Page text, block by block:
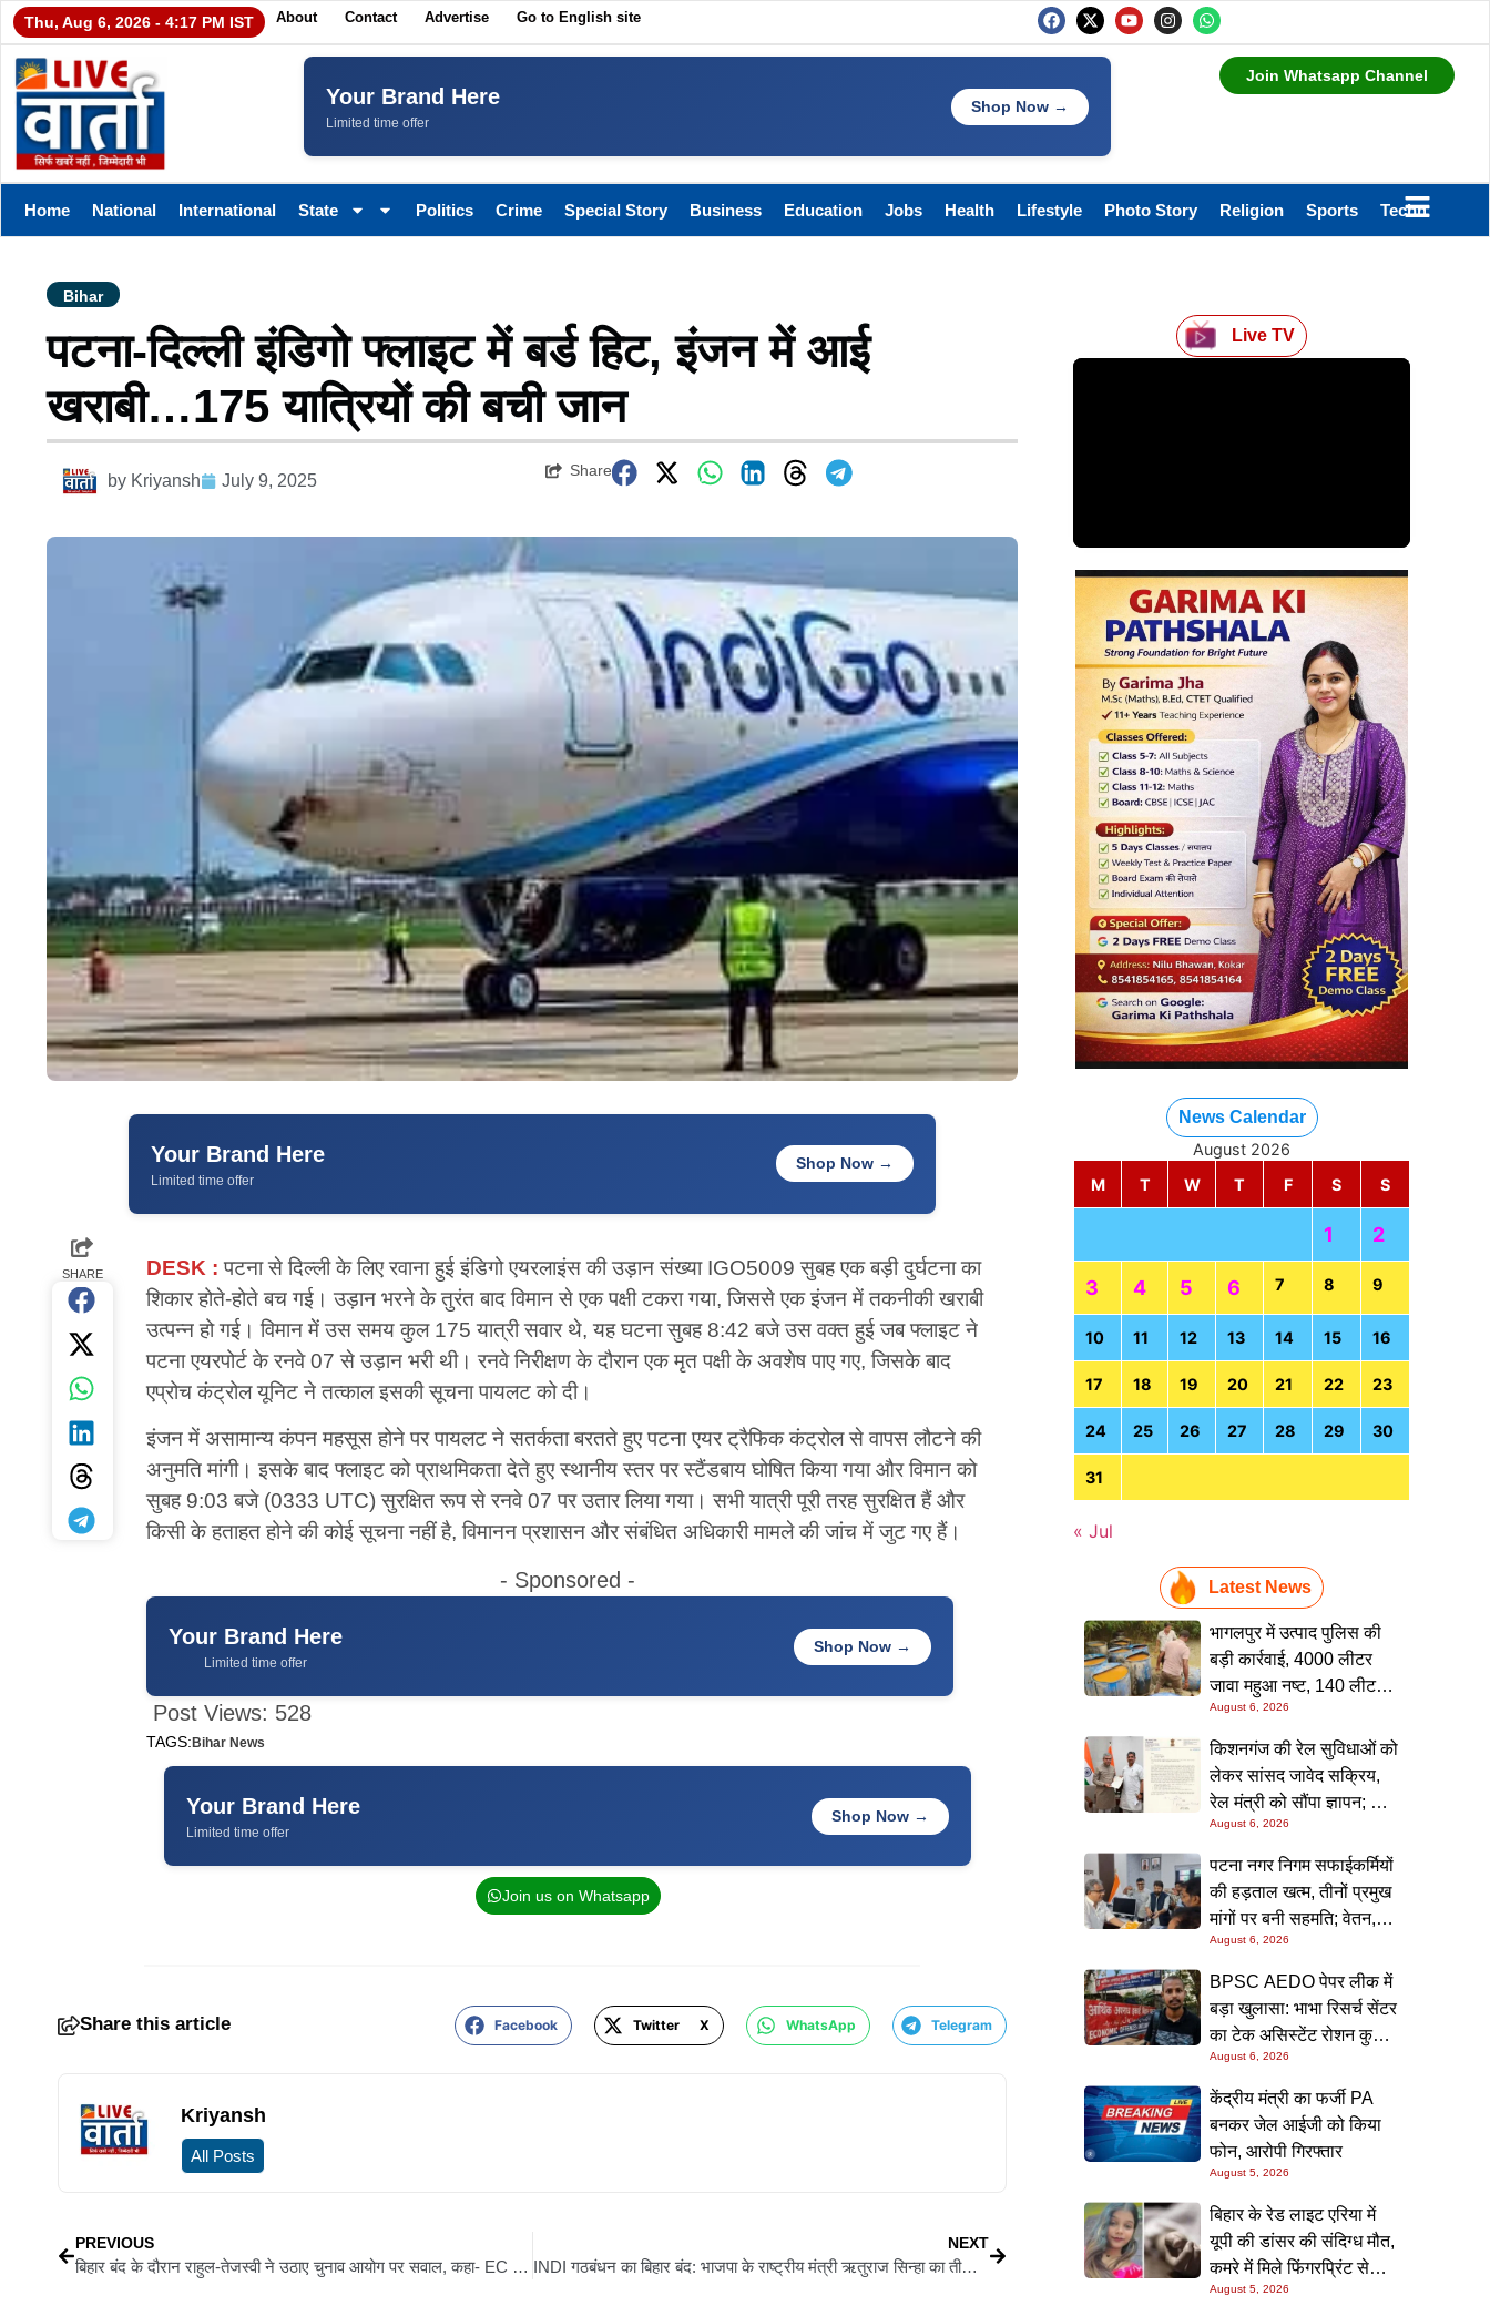
Thu, Aug 6, 2026 - 4:17 PM IST About Contact Advertise Go to English site
Your Brand Here
Limited time offer
Shop Now →
Join Whatsapp Channel
Home National International State Politics Crime Special Story Business Education Jobs Health Lifestyle Photo Story Religion Sports Technology
Bihar
पटना-दिल्ली इंडिगो फ्लाइट में बर्ड हिट, इंजन में आई
खराबी…175 यात्रियों की बची जान
by Kriyansh July 9, 2025
Share
Your Brand Here
Limited time offer
Shop Now →
SHARE DESK : पटना से दिल्ली के लिए रवाना हुई इंडिगो एयरलाइंस की उड़ान संख्या IGO5009 सुबह एक बड़ी दुर्घटना का
शिकार होते-होते बच गई। उड़ान भरने के तुरंत बाद विमान से एक पक्षी टकरा गया, जिससे एक इंजन में तकनीकी खराबी
उत्पन्न हो गई। विमान में उस समय कुल 175 यात्री सवार थे, यह घटना सुबह 8:42 बजे उस वक्त हुई जब फ्लाइट ने
पटना एयरपोर्ट के रनवे 07 से उड़ान भरी थी। रनवे निरीक्षण के दौरान एक मृत पक्षी के अवशेष पाए गए, जिसके बाद
एप्रोच कंट्रोल यूनिट ने तत्काल इसकी सूचना पायलट को दी।
इंजन में असामान्य कंपन महसूस होने पर पायलट ने सतर्कता बरतते हुए पटना एयर ट्रैफिक कंट्रोल से वापस लौटने की
अनुमति मांगी। इसके बाद फ्लाइट को प्राथमिकता देते हुए स्थानीय स्तर पर स्टैंडबाय घोषित किया गया और विमान को
सुबह 9:03 बजे (0333 UTC) सुरक्षित रूप से रनवे 07 पर उतार लिया गया। सभी यात्री पूरी तरह सुरक्षित हैं और
किसी के हताहत होने की कोई सूचना नहीं है, विमानन प्रशासन और संबंधित अधिकारी मामले की जांच में जुट गए हैं।
- Sponsored -
Your Brand Here
Limited time offer
Shop Now →
Post Views: 528
TAGS: Bihar News
Your Brand Here
Limited time offer
Shop Now →
Join us on Whatsapp
Share this article Facebook Twitter X WhatsApp Telegram
Kriyansh
All Posts
PREVIOUS
बिहार बंद के दौरान राहुल-तेजस्वी ने उठाए चुनाव आयोग पर सवाल, कहा- EC अब तक जवाब देने में असमर्थ
NEXT
INDI गठबंधन का बिहार बंद: भाजपा के राष्ट्रीय मंत्री ऋतुराज सिन्हा का तीखा हमला, उठाया सीमांचल में नए वोटरों का मुद्दा
Live TV
News Calendar
August 2026
M
T W T F S S
1 2
3 4 5 6 7 8 9
10 11 12 13 14 15 16
17 18 19 20 21 22 23
24 25 26 27 28 29 30
31
« Jul
Latest News
भागलपुर में उत्पाद पुलिस की
बड़ी कार्रवाई, 4000 लीटर
जावा महुआ नष्ट, 140 लीटर
चुलाई शराब बरामद; आरोपी
फरार
August 6, 2026
किशनगंज की रेल सुविधाओं को
लेकर सांसद जावेद सक्रिय,
रेल मंत्री को सौंपा ज्ञापन; दो
आरओबी समेत कई मांगें उठाईं
August 6, 2026
पटना नगर निगम सफाईकर्मियों
की हड़ताल खत्म, तीनों प्रमुख
मांगों पर बनी सहमति; वेतन,
छुट्टी और बोनस पर मिला
आश्वासन
August 6, 2026
BPSC AEDO पेपर लीक में
बड़ा खुलासा: भाभा रिसर्च सेंटर
का टेक असिस्टेंट रोशन कुमार
गिरफ्त में, पटना लाकर होगी
पूछताछ
August 6, 2026
केंद्रीय मंत्री का फर्जी PA
बनकर जेल आईजी को किया
फोन, आरोपी गिरफ्तार
August 5, 2026
बिहार के रेड लाइट एरिया में
यूपी की डांसर की संदिग्ध मौत,
कमरे में मिले फिंगरप्रिंट से
हत्यारे तक पहुंचने की कोशिश
August 5, 2026